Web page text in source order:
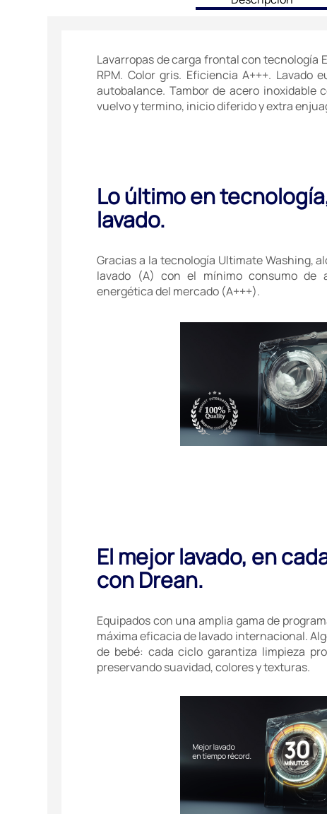
tab:
Lavarropas de carga frontal con tecnología
RPM. Color gris. Eficiencia A+++. Lavado
autobalance. Tambor de acero inoxidable
vuelvo y termino, inicio diferido y extra
Lo último en
lavado.
Gracias a la tecnología Ultimate Washing,
lavado (A) con el mínimo consumo de
energética del mercado (A+++).
El mejor lavado, en
con Drean.
Equipados con una amplia gama de
máxima eficacia de lavado internacional.
de bebé: cada ciclo garantiza limpieza
preservando suavidad, colores y texturas.